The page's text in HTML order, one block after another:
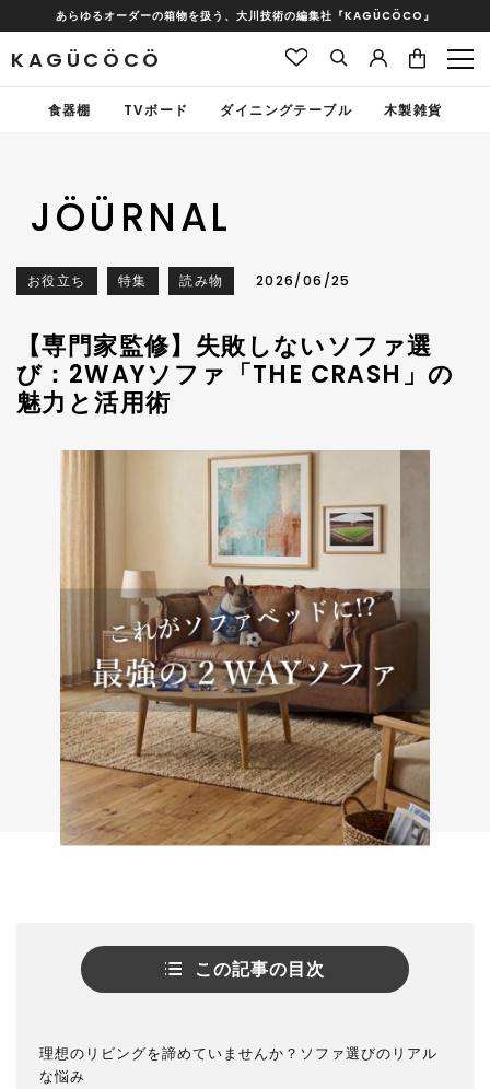
あらゆるオーダーの箱物を扱う、大川技術の編集社『KAGÜCÖCO』
KAGÜCÖCÖ
食器棚 TVボード ダイニングテーブル 木製雑貨
JÖÜRNAL
お役立ち 特集 読み物 2026/06/25
【専門家監修】失敗しないソファ選
び：2WAYソファ「THE CRASH」の
魅力と活用術
この記事の目次
理想のリビングを諦めていませんか？ソファ選びのリアル
な悩み